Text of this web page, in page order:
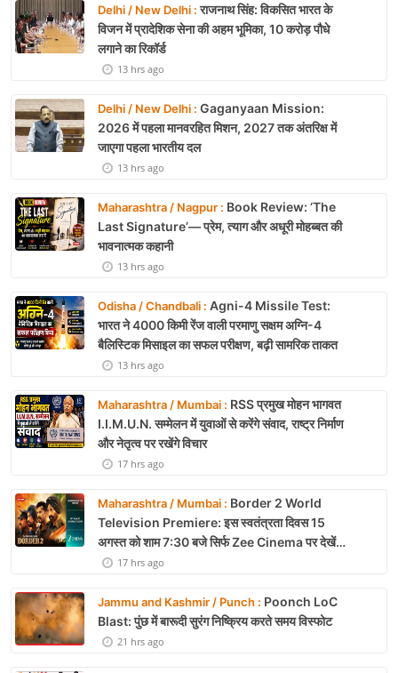
Delhi / New Delhi :राजनाथ सिंह: विकसित भारत के
विजन में प्रादेशिक सेना की अहम भूमिका, 10 करोड़ पौधे
लगाने का रिकॉर्ड
13 hrs ago
Delhi / New Delhi : Gaganyaan Mission:
2026 में पहला मानवरहित मिशन, 2027 तक अंतरिक्ष में
जाएगा पहला भारतीय दल
13 hrs ago
Maharashtra / Nagpur : Book Review: ‘The
Last Signature’— प्रेम, त्याग और अधूरी मोहब्बत की
भावनात्मक कहानी
13 hrs ago
Odisha / Chandbali : Agni-4 Missile Test:
भारत ने 4000 किमी रेंज वाली परमाणु सक्षम अग्नि-4
बैलिस्टिक मिसाइल का सफल परीक्षण, बढ़ी सामरिक ताकत
13 hrs ago
Maharashtra / Mumbai : RSS प्रमुख मोहन भागवत
I.I.M.U.N. सम्मेलन में युवाओं से करेंगे संवाद, राष्ट्र निर्माण
और नेतृत्व पर रखेंगे विचार
17 hrs ago
Maharashtra / Mumbai : Border 2 World
Television Premiere: इस स्वतंत्रता दिवस 15
अगस्त को शाम 7:30 बजे सिर्फ Zee Cinema पर देखें
बॉर्डर 217 hrs ago
Jammu and Kashmir / Punch : Poonch LoC
Blast: पुंछ में बारूदी सुरंग निष्क्रिय करते समय विस्फोट
21 hrs ago